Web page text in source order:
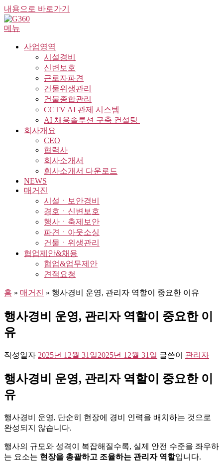
내용으로 바로가기
메뉴
사업영역
시설경비
신변보호
근로자파견
건물위생관리
건물종합관리
CCTV AI 관제 시스템
AI 채용솔루션 구축 컨설팅 ​
회사개요
CEO
협력사
회사소개서
회사소개서 다운로드
NEWS
매거진
시설ㆍ보안경비
경호ㆍ신변보호
행사ㆍ축제보안
파견ㆍ아웃소싱
건물ㆍ위생관리
협업제안&채용
협업&업무제안
견적요청
홈 » 매거진 » 행사경비 운영, 관리자 역할이 중요한 이유
행사경비 운영, 관리자 역할이 중요한 이
유
작성일자 2025년 12월 31일2025년 12월 31일 글쓴이 관리자
행사경비 운영, 관리자 역할이 중요한 이
유
행사경비 운영, 단순히 현장에 경비 인력을 배치하는 것으로
완성되지 않습니다.
행사의 규모와 성격이 복잡해질수록, 실제 안전 수준을 좌우하
는 요소는 현장을 총괄하고 조율하는 관리자 역할입니다.